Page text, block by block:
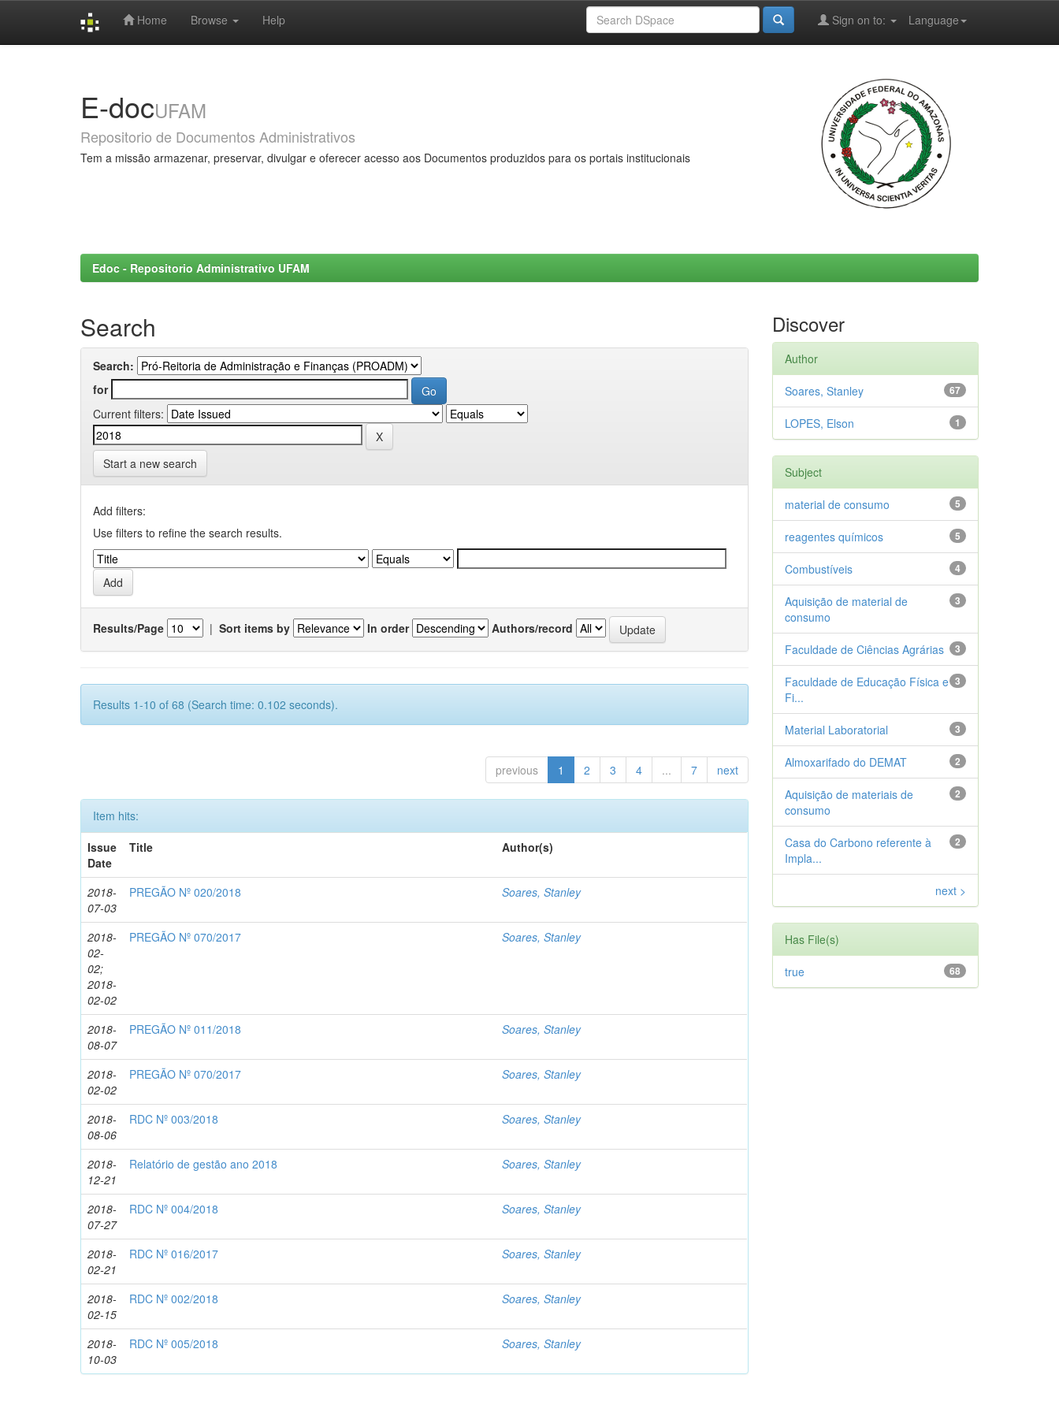
Home Browse Help Language
Sign on to:
E-docUFAM
Repositorio de Documentos Administrativos
Tem a missão armazenar, preservar, divulgar e oferecer acesso aos Documentos produzidos para os portais institucionais
Edoc - Repositorio Administrativo UFAM
Search
Search:
for
Current filters:
Start a new search
Add filters:
Use filters to refine the search results.
Results/Page | Sort items by In order Authors/record
Results 1-10 of 68 (Search time: 0.102 seconds).
previous 1 2 3 4 ... 7 next
Item hits:
Issue
Date
Title Author(s)
2018-
07-03
PREGÃO Nº 020/2018 Soares, Stanley
2018-
02-
02;
2018-
02-02
PREGÃO Nº 070/2017 Soares, Stanley
2018-
08-07
PREGÃO Nº 011/2018 Soares, Stanley
2018-
02-02
PREGÃO Nº 070/2017 Soares, Stanley
2018-
08-06
RDC Nº 003/2018 Soares, Stanley
2018-
12-21
Relatório de gestão ano 2018 Soares, Stanley
2018-
07-27
RDC Nº 004/2018 Soares, Stanley
2018-
02-21
RDC Nº 016/2017 Soares, Stanley
2018-
02-15
RDC Nº 002/2018 Soares, Stanley
2018-
10-03
RDC Nº 005/2018 Soares, Stanley
Discover
Author
67
Soares, Stanley
1
LOPES, Elson
Subject
5
material de consumo
5
reagentes químicos
4
Combustíveis
3
Aquisição de material de
consumo
3
Faculdade de Ciências Agrárias
3
Faculdade de Educação Física e
Fi...
3
Material Laboratorial
2
Almoxarifado do DEMAT
2
Aquisição de materiais de
consumo
2
Casa do Carbono referente à
Impla...
next >
Has File(s)
68
true